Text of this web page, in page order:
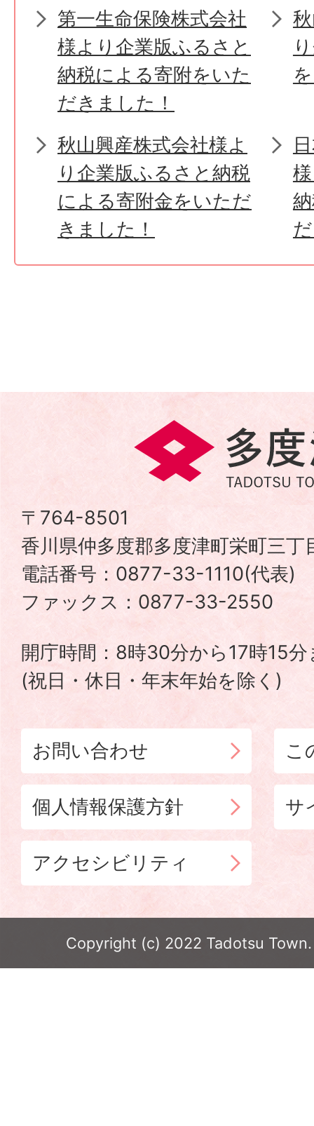
第一生命保険株式会社
様より企業版ふるさと
納税による寄附をいた
だきました！
秋山興産株式会社様よ
り企業版ふるさと納税
による寄附金をいただ
きました！
多
度
町
TADOTSU
TOWN
〒764-8501
香川県仲多度郡多度津町栄町三
電話番号：0877-33-1110(代表)
ファックス：0877-33-2550
開庁時間：8時30分から17時15分
(祝日・休日・年末年始を除く)
お問い合わせ こ
個人情報保護方針 サ
アクセシビリティ
Copyright (c) 2022 Tadotsu